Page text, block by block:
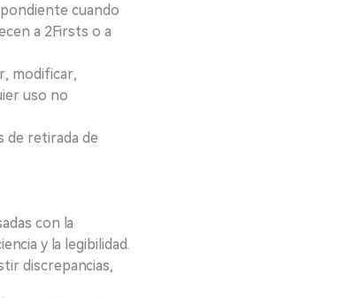
cuando
a 2Firsts o a
modificar,
uso no
de retirada de
con la
y la legibilidad.
discrepancias,